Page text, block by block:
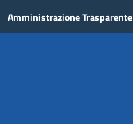
Amministrazione Trasparente